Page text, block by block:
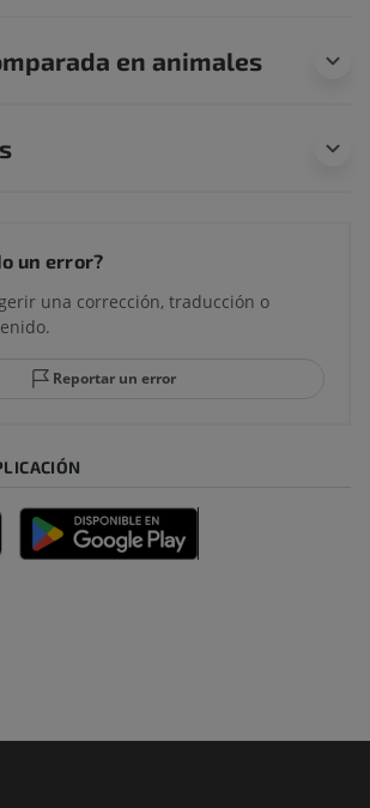
en animales
un error?
una corrección, traducción o
Reportar un error